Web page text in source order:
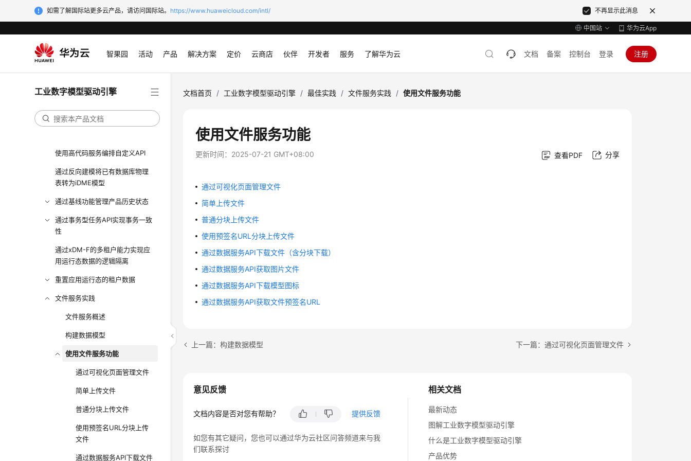
如需了解国际站更多云产品，请访问国际站。 https://www.huaweicloud.com/intl/ 不再显示此消息
中国站 华为云App
智果园 活动 产品 解决方案 定价 云商店 伙伴 开发者 服务 了解华为云 文档 备案 控制台 登录 注册
工业数字模型驱动引擎
最佳实践
不同部署形式下的网络架构推荐
基于智能边缘小站手动部署iDME
应用
xDM-F的查询相关接口
使用高代码服务编排自定义API
通过反向建模将已有数据库物理
表转为iDME模型
通过基线功能管理产品历史状态
通过事务型任务API实现事务一致
性
通过xDM-F的多租户能力实现应
用运行态数据的逻辑隔离
重置应用运行态的租户数据
文件服务实践
文件服务概述
构建数据模型
使用文件服务功能
通过可视化页面管理文件
简单上传文件
普通分块上传文件
使用预签名URL分块上传
文件
通过数据服务API下载文件
文档首页 / 工业数字模型驱动引擎 / 最佳实践 / 文件服务实践 / 使用文件服务功能
使用文件服务功能
更新时间： 2025-07-21 GMT+08:00 查看PDF 分享
通过可视化页面管理文件
简单上传文件
普通分块上传文件
使用预签名URL分块上传文件
通过数据服务API下载文件（含分块下载）
通过数据服务API获取图片文件
通过数据服务API下载模型图标
通过数据服务API获取文件预签名URL
上一篇：构建数据模型 下一篇：通过可视化页面管理文件
相关文档
最新动态
图解工业数字模型驱动引擎
什么是工业数字模型驱动引擎
产品优势
意见反馈
文档内容是否对您有帮助？ 提供反馈
如您有其它疑问，您也可以通过华为云社区问答频道来与我
们联系探讨